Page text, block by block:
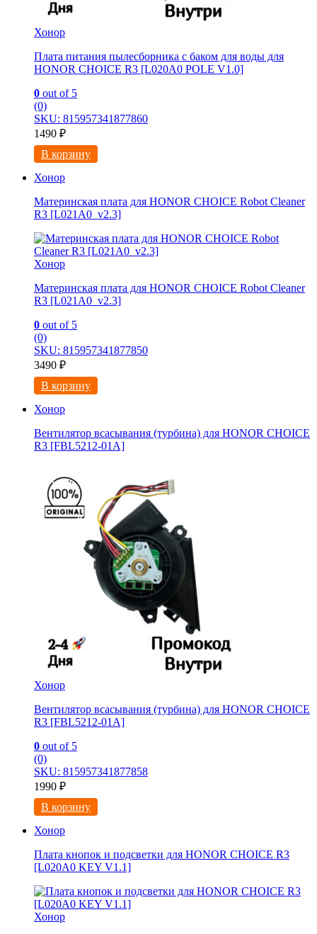
Хонор
Плата питания пылесборника с баком для воды для
HONOR CHOICE R3 [L020A0 POLE V1.0]
0 out of 5
(0)
SKU: 815957341877860
1490 ₽
В корзину
Хонор
Материнская плата для HONOR CHOICE Robot Cleaner
R3 [L021A0_v2.3]
Хонор
Материнская плата для HONOR CHOICE Robot Cleaner
R3 [L021A0_v2.3]
0 out of 5
(0)
SKU: 815957341877850
3490 ₽
В корзину
Хонор
Вентилятор всасывания (турбина) для HONOR CHOICE
R3 [FBL5212-01A]
Хонор
Вентилятор всасывания (турбина) для HONOR CHOICE
R3 [FBL5212-01A]
0 out of 5
(0)
SKU: 815957341877858
1990 ₽
В корзину
Хонор
Плата кнопок и подсветки для HONOR CHOICE R3
[L020A0 KEY V1.1]
Хонор